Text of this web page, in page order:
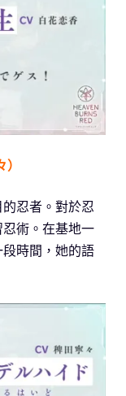
忍者。對於忍
術。在基地一
時間，她的語